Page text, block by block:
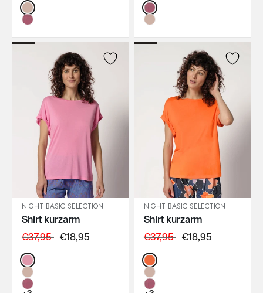
Color: Color:
IN DEN WARENKORB
NIGHT BASIC SELECTION
Shirt kurzarm
€37,95 €18,95
Color:
IN DEN WARENKORB
NIGHT BASIC SELECTION
Shirt kurzarm
€37,95 €18,95
Color: